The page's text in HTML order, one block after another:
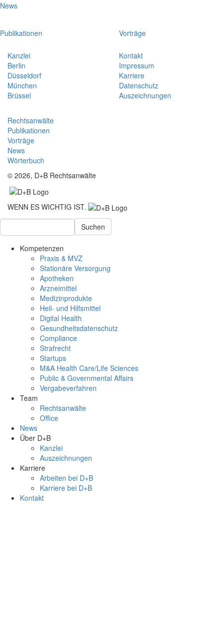
News
Publikationen Vorträge
Kanzlei
Berlin
Düsseldorf
München
Brüssel
Kontakt
Impressum
Karriere
Datenschutz
Auszeichnungen
Rechtsanwälte
Publikationen
Vorträge
News
Wörterbuch
© 2026, D+B Rechtsanwälte
WENN ES WICHTIG IST.
Suchen
Kompetenzen
Praxis & MVZ
Stationäre Versorgung
Apotheken
Arzneimittel
Medizinprodukte
Heil- und Hilfsmittel
Digital Health
Gesundheitsdatenschutz
Compliance
Strafrecht
Startups
M&A Health Care/Life Sciences
Public & Governmental Affairs
Vergabeverfahren
Team
Rechtsanwälte
Office
News
Über D+B
Kanzlei
Auszeichnungen
Karriere
Arbeiten bei D+B
Karriere bei D+B
Kontakt